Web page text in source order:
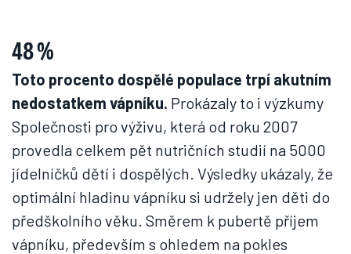
48 %
Toto procento dospělé populace trpí akutním
nedostatkem vápníku. Prokázaly to i výzkumy
Společnosti pro výživu, která od roku 2007
provedla celkem pět nutričních studií na 5000
jídelníčků dětí i dospělých. Výsledky ukázaly, že
optimální hladinu vápníku si udržely jen děti do
předškolního věku. Směrem k pubertě příjem
vápníku, především s ohledem na pokles